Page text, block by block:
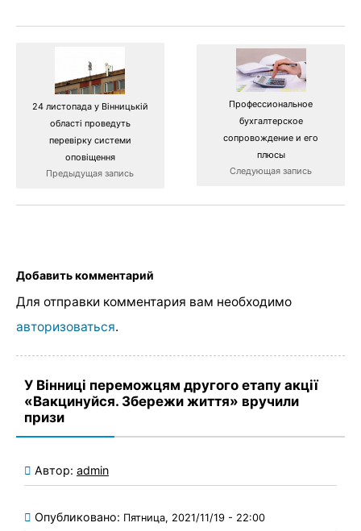
24 листопада у Вінницькій
області проведуть
перевірку системи
оповіщення
Предыдущая запись
Профессиональное
бухгалтерское
сопровождение и его
плюсы
Следующая запись
Добавить комментарий
Для отправки комментария вам необходимо
авторизоваться.
У Вінниці переможцям другого етапу акції
«Вакцинуйся. Збережи життя» вручили
призи
Автор: admin
Опубликовано: Пятница, 2021/11/19 - 22:00